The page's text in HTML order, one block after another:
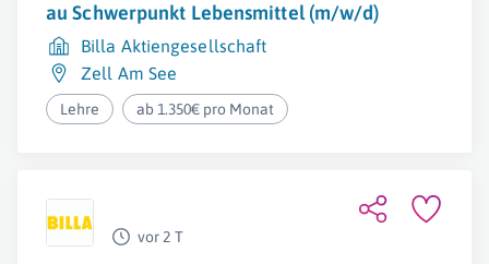
au Schwerpunkt Lebensmittel (m/w/d)
Billa Aktiengesellschaft
Zell Am See
Lehre ab 1.350€ pro Monat
vor 2 T